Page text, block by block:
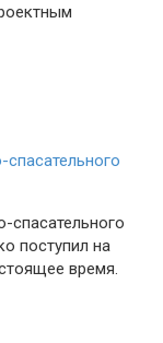
спасательного
поступил на
время.